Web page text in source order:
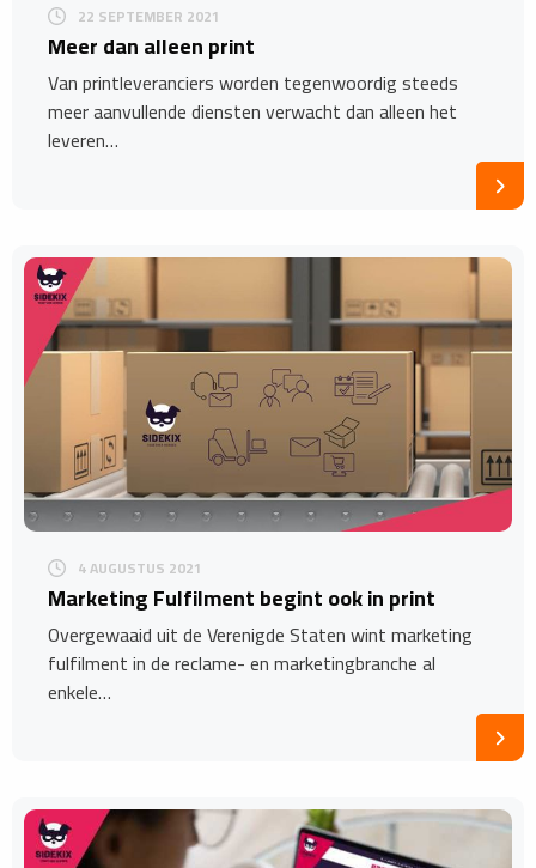
22 SEPTEMBER 2021
Meer dan alleen print
Van printleveranciers worden tegenwoordig steeds
meer aanvullende diensten verwacht dan alleen het
leveren…
4 AUGUSTUS 2021
Marketing Fulfilment begint ook in print
Overgewaaid uit de Verenigde Staten wint marketing
fulfilment in de reclame- en marketingbranche al
enkele…